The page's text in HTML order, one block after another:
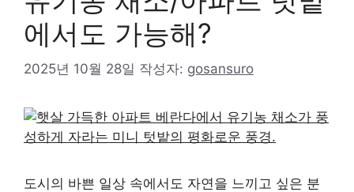
에서도 가능해?
2025년 10월 28일 작성자: gosansuro
도시의 바쁜 일상 속에서도 자연을 느끼고 싶은 분